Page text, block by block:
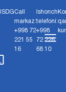
SDGCall
markaz:
+998 72
221 55
16
Ishonch
telefoni:
+998
72 226
68 10